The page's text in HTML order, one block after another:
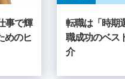
事で輝
めのヒ
転職は「時期
職成功のベス
介